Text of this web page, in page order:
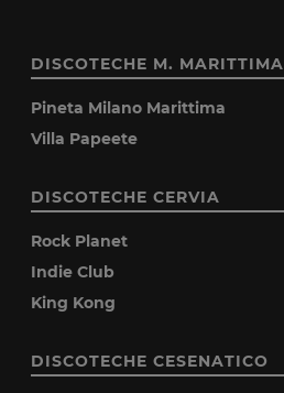
DISCOTECHE M. MARITTIMA
Pineta Milano Marittima
Villa Papeete
DISCOTECHE CERVIA
Rock Planet
Indie Club
King Kong
DISCOTECHE CESENATICO